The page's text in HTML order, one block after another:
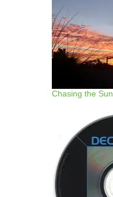
Chasing the Sun